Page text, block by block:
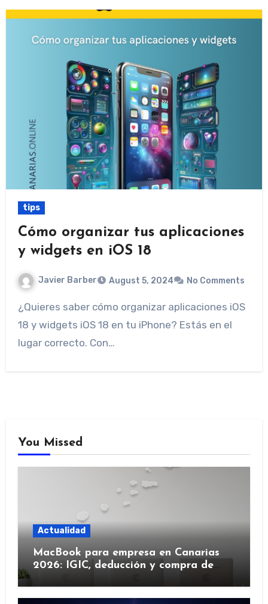
tips
Cómo organizar tus aplicaciones
y widgets en iOS 18
Javier Barber August 5, 2024 No Comments
¿Quieres saber cómo organizar aplicaciones iOS
18 y widgets iOS 18 en tu iPhone? Estás en el
lugar correcto. Con…
You Missed
Actualidad
MacBook para empresa en Canarias
2026: IGIC, deducción y compra de